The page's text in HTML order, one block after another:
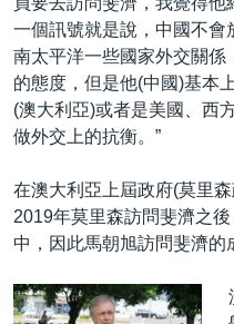
一個訊號就是說，中國不會
南太平洋一些國家外交關係
的態度，但是他(中國)基本
(澳大利亞)或者是美國、西
做外交上的抗衡。”
在澳大利亞上屆政府(莫里
2019年莫里森訪問斐濟之
中，因此馬朝旭訪問斐濟的